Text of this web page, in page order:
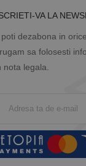
VA LA
poti dezabona in
sa folosesti
nota legala.